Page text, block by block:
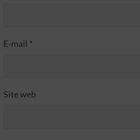
E-mail *
Site web